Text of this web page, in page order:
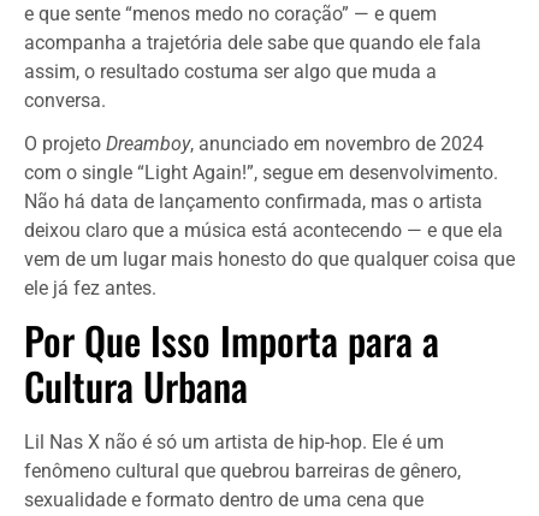
e que sente “menos medo no coração” — e quem
acompanha a trajetória dele sabe que quando ele fala
assim, o resultado costuma ser algo que muda a
conversa.
O projeto Dreamboy, anunciado em novembro de 2024
com o single “Light Again!”, segue em desenvolvimento.
Não há data de lançamento confirmada, mas o artista
deixou claro que a música está acontecendo — e que ela
vem de um lugar mais honesto do que qualquer coisa que
ele já fez antes.
Por Que Isso Importa para a
Cultura Urbana
Lil Nas X não é só um artista de hip-hop. Ele é um
fenômeno cultural que quebrou barreiras de gênero,
sexualidade e formato dentro de uma cena que